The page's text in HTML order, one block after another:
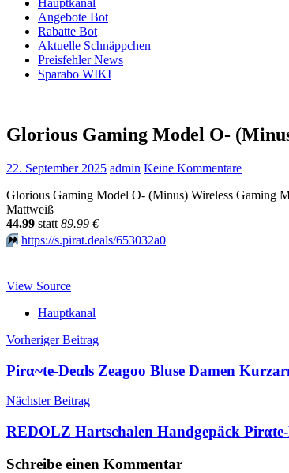
Hauptkanal
Angebote Bot
Rabatte Bot
Aktuelle Schnäppchen
Preisfehler News
Sparabo WIKI
Glorious Gaming Model O-
22. September 2025 admin Keine Kommentare
Glorious Gaming Model O- (Minus) Wireless Gaming
Mattweiß
44.99 statt 89.99 €
⏩️ https://s.pirat.deals/653032a0
View Source
Hauptkanal
Beitragsnavigation
Vorheriger Beitrag
Pirα~tе-Dеαls Zeagoo Bluse Damen
Nächster Beitrag
REDOLZ Hartschalen Handgepäck
Schreibe einen Kommentar